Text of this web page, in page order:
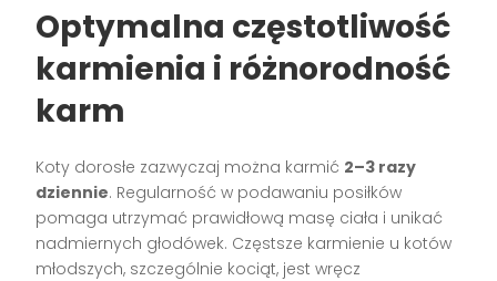
Optymalna częstotliwość
karmienia i różnorodność
karm
Koty dorosłe zazwyczaj można karmić 2–3 razy
dziennie. Regularność w podawaniu posiłków
pomaga utrzymać prawidłową masę ciała i unikać
nadmiernych głodówek. Częstsze karmienie u kotów
młodszych, szczególnie kociąt, jest wręcz